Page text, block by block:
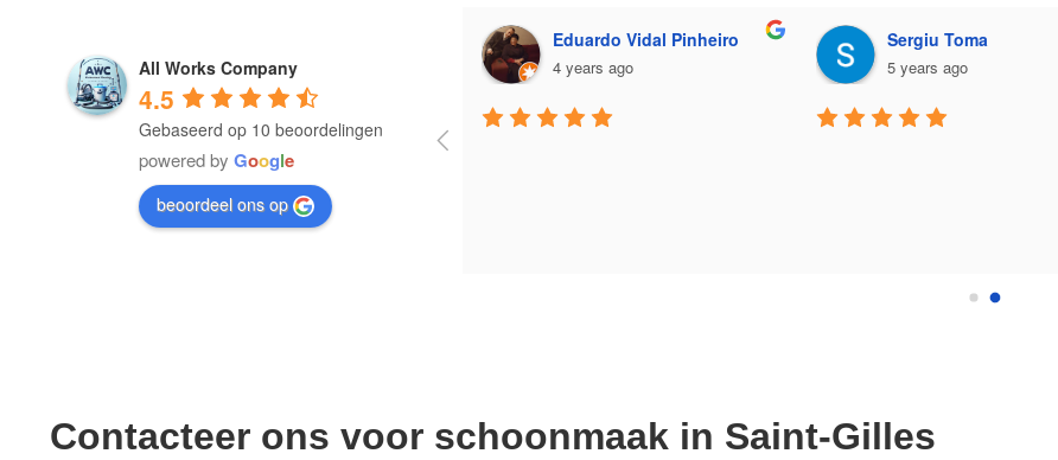
All Works Company
4.5
Gebaseerd op 10 beoordelingen
powered by Google
beoordeel ons op
4 years ago
Sergiu Toma
5 years ago
Luciano Cabral
10 years ago
Contacteer ons voor schoonmaak in Saint-Gilles